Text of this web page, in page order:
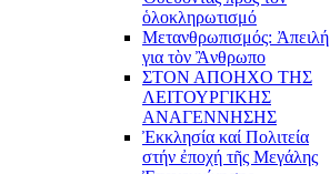
ὁλοκληρωτισμό
Μετανθρωπισμός: Ἀπειλή
για τὸν Ἂνθρωπο
ΣΤΟΝ ΑΠΟΗΧΟ ΤΗΣ
ΛΕΙΤΟΥΡΓΙΚΗΣ
ΑΝΑΓΕΝΝΗΣΗΣ
Ἐκκλησία καί Πολιτεία
στήν ἐποχή τῆς Μεγάλης